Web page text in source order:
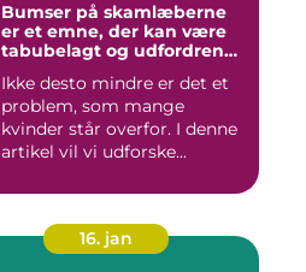
Bumser på skamlæberne
er et emne, der kan være
tabubelagt og udfordrende
Ikke desto mindre er det et
problem, som mange
kvinder står overfor. I denne
artikel vil vi udforske...
16. jan